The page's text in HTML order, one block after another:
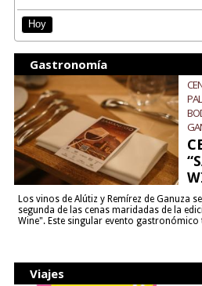
Hoy
Gastronomía
Los vinos de Alútiz y Remírez de Ganuza
segunda de las cenas maridadas de la
Wine". Este singular evento gastronómico
Viajes